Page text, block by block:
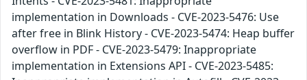
implementation in Downloads - CVE-2023-5476: Use
after free in Blink History - CVE-2023-5474: Heap buffer
overflow in PDF - CVE-2023-5479: Inappropriate
implementation in Extensions API - CVE-2023-5485: